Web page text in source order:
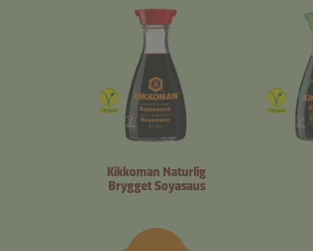
Kikkoman Naturlig
Brygget Soyasaus